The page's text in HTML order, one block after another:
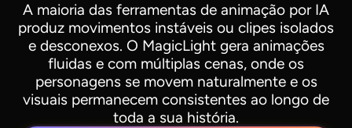
A maioria das ferramentas de animação por IA
produz movimentos instáveis ​​ou clipes isolados
e desconexos. O MagicLight gera animações
fluidas e com múltiplas cenas, onde os
personagens se movem naturalmente e os
visuais permanecem consistentes ao longo de
toda a sua história.